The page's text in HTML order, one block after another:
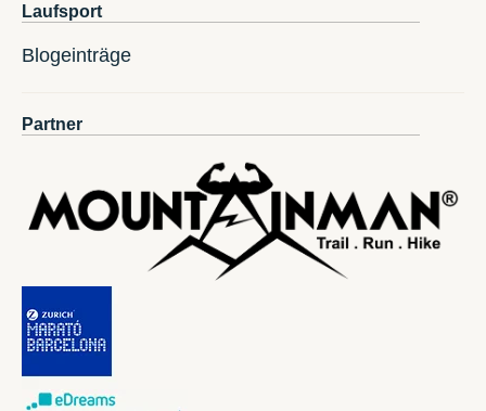
Laufsport
Blogeinträge
Partner